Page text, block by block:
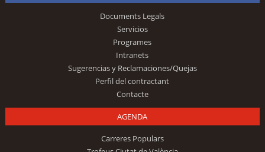
Documents Legals
Servicios
Programes
Intranets
Sugerencias y Reclamaciones/Quejas
Perfil del contractant
Contacte
AGENDA
Carreres Populars